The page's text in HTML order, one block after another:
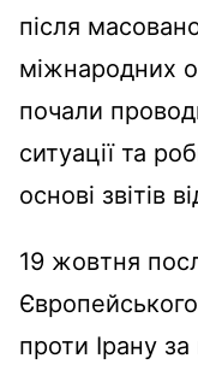
після
міжнародних
почали
ситуації та
основі звітів
19 жовтня
проти Ірану